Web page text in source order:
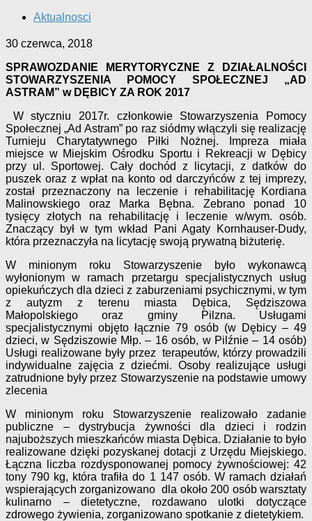
Aktualnosci
30 czerwca, 2018
SPRAWOZDANIE MERYTORYCZNE Z DZIAŁALNOŚCI
STOWARZYSZENIA POMOCY SPOŁECZNEJ „AD
ASTRAM” w DĘBICY ZA ROK 2017
W styczniu 2017r. członkowie Stowarzyszenia Pomocy
Społecznej „Ad Astram” po raz siódmy włączyli się realizację
Turnieju Charytatywnego Piłki Nożnej. Impreza miała
miejsce w Miejskim Ośrodku Sportu i Rekreacji w Dębicy
przy ul. Sportowej. Cały dochód z licytacji, z datków do
puszek oraz z wpłat na konto od darczyńców z tej imprezy,
został przeznaczony na leczenie i rehabilitację Kordiana
Malinowskiego oraz Marka Bębna. Zebrano ponad 10
tysięcy złotych na rehabilitację i leczenie w/wym. osób.
Znaczący był w tym wkład Pani Agaty Kornhauser-Dudy,
która przeznaczyła na licytację swoją prywatną biżuterię.
W minionym roku Stowarzyszenie było wykonawcą
wyłonionym w ramach przetargu specjalistycznych usług
opiekuńczych dla dzieci z zaburzeniami psychicznymi, w tym
z autyzm z terenu miasta Dębica, Sędziszowa
Małopolskiego oraz gminy Pilzna. Usługami
specjalistycznymi objęto łącznie 79 osób (w Dębicy – 49
dzieci, w Sędziszowie Młp. – 16 osób, w Pilźnie – 14 osób)
Usługi realizowane były przez terapeutów, którzy prowadzili
indywidualne zajęcia z dziećmi. Osoby realizujące usługi
zatrudnione były przez Stowarzyszenie na podstawie umowy
zlecenia
W minionym roku Stowarzyszenie realizowało zadanie
publiczne – dystrybucja żywności dla dzieci i rodzin
najuboższych mieszkańców miasta Dębica. Działanie to było
realizowane dzięki pozyskanej dotacji z Urzędu Miejskiego.
Łączna liczba rozdysponowanej pomocy żywnościowej: 42
tony 790 kg, która trafiła do 1 147 osób. W ramach działań
wspierających zorganizowano dla około 200 osób warsztaty
kulinarno – dietetyczne, rozdawano ulotki dotyczące
zdrowego żywienia, zorganizowano spotkanie z dietetykiem.